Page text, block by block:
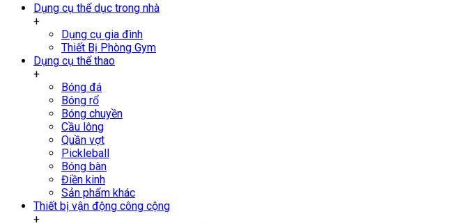
Dụng cụ thể dục trong nhà
+
Dụng cụ gia đình
Thiết Bị Phòng Gym
Dụng cụ thể thao
+
Bóng đá
Bóng rổ
Bóng chuyền
Cầu lông
Quần vợt
Pickleball
Bóng bàn
Điền kinh
Sản phẩm khác
Thiết bị vận động công cộng
+